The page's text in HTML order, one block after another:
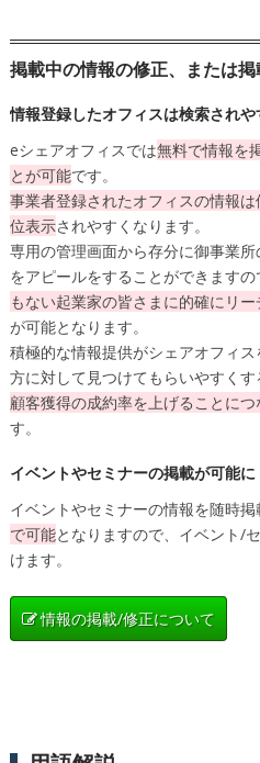
掲載中の情報の修正、または
情報登録したオフィスは検索されや
eシェアオフィスでは無料で情報を
とが可能です。
事業者登録されたオフィスの情報は
位表示されやすくなります。
専用の管理画面から存分に御事業所
をアピールをすることができますの
もない起業家の皆さまに的確にリー
が可能となります。
積極的な情報提供がシェアオフィ
方に対して見つけてもらいやすくす
顧客獲得の成約率を上げることにつ
す。
イベントやセミナーの掲載が可能に
イベントやセミナーの情報を随時掲
で可能となりますので、イベント/
けます。
情報の掲載/修正について